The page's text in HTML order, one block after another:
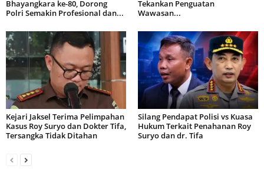
Bhayangkara ke-80, Dorong
Polri Semakin Profesional dan...
Tekankan Penguatan
Wawasan...
Kejari Jaksel Terima Pelimpahan
Kasus Roy Suryo dan Dokter Tifa,
Tersangka Tidak Ditahan
Silang Pendapat Polisi vs Kuasa
Hukum Terkait Penahanan Roy
Suryo dan dr. Tifa